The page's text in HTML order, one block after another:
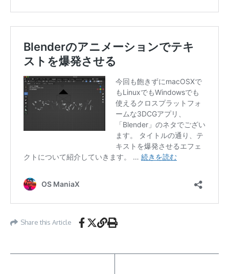
Share this Article